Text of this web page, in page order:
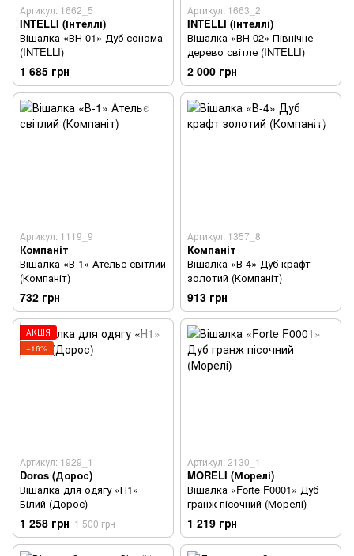
Артикул: 1662_5
INTELLI (Інтеллі)
Вішалка «ВН-01» Дуб сонома
(INTELLI)
1 685 грн
Артикул: 1663_2
INTELLI (Інтеллі)
Вішалка «ВН-02» Північне
дерево світле (INTELLI)
2 000 грн
Артикул: 1119_9
Компаніт
Вішалка «В-1» Ательє світлий
(Компаніт)
732 грн
Артикул: 1357_8
Компаніт
Вішалка «В-4» Дуб крафт
золотий (Компаніт)
913 грн
АКЦІЯ
−16%
Артикул: 1929_1
Doros (Дорос)
Вішалка для одягу «Н1»
Білий (Дорос)
1 258 грн 1 500 грн
Артикул: 2130_1
MORELI (Морелі)
Вішалка «Forte F0001» Дуб
гранж пісочний (Морелі)
1 219 грн